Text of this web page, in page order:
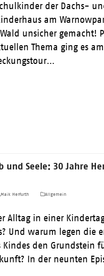
der Dachs-
am
unsicher gemacht!
Thema ging es
und Seele: 30 Jahre
Maik Herfurth Allgemein
Alltag in einer
Und warum legen die
Kindes den Grundstein
In der neunten